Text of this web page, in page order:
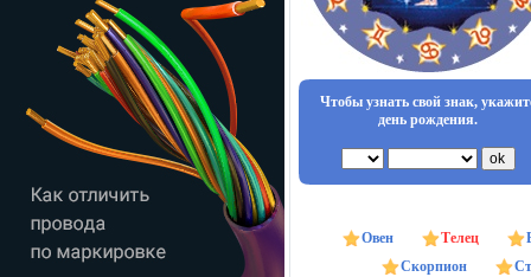
Чтобы узнать свой знак,
день рождения.
Овен Телец
Скорпион